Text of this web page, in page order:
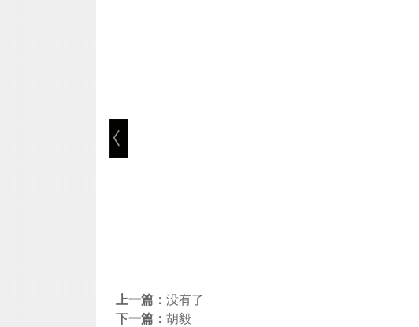
上一篇： 没有了
下一篇： 胡毅